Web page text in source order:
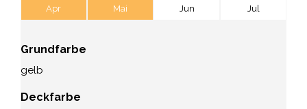
Apr Mai Jun Jul
Grundfarbe
gelb
Deckfarbe